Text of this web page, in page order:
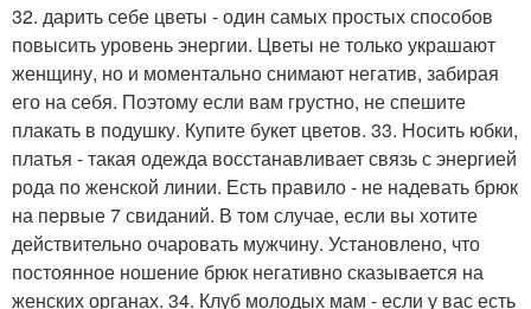
32. дарить себе цветы - один самых простых способов
повысить уровень энергии. Цветы не только украшают
женщину, но и моментально снимают негатив, забирая
его на себя. Поэтому если вам грустно, не спешите
плакать в подушку. Купите букет цветов. 33. Носить юбки,
платья - такая одежда восстанавливает связь с энергией
рода по женской линии. Есть правило - не надевать брюк
на первые 7 свиданий. В том случае, если вы хотите
действительно очаровать мужчину. Установлено, что
постоянное ношение брюк негативно сказывается на
женских органах. 34. Клуб молодых мам - если у вас есть